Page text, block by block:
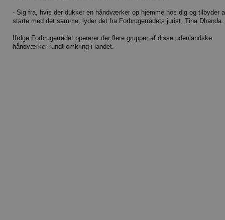
- Sig fra, hvis der dukker en håndværker op hjemme hos dig og tilbyder
starte med det samme, lyder det fra Forbrugerrådets jurist, Tina Dhanda.
Ifølge Forbrugerrådet opererer der flere grupper af disse udenlandske
håndværker rundt omkring i landet.